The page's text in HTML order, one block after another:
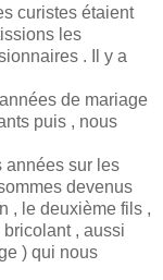
curistes étaient
les
. Il y a
de mariage
puis , nous
années sur les
devenus
, le deuxième fils ,
, aussi
) qui nous